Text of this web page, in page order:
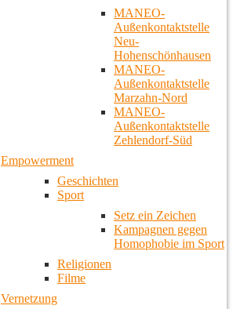
MANEO-
Außenkontaktstelle
Neu-
Hohenschönhausen
MANEO-
Außenkontaktstelle
Marzahn-Nord
MANEO-
Außenkontaktstelle
Zehlendorf-Süd
Empowerment
Geschichten
Sport
Setz ein Zeichen
Kampagnen gegen
Homophobie im Sport
Religionen
Filme
Vernetzung